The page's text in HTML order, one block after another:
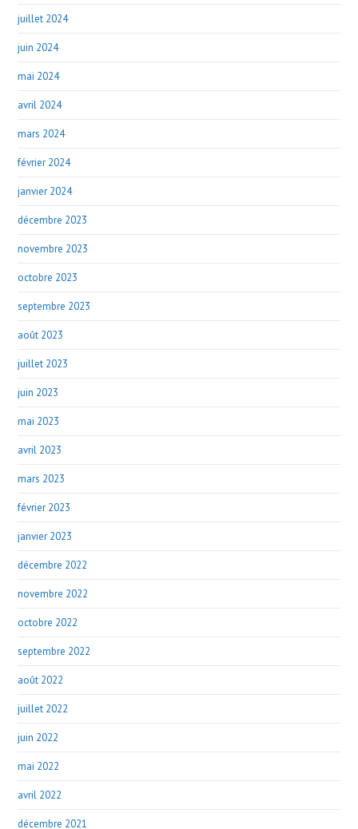
juillet 2024
juin 2024
mai 2024
avril 2024
mars 2024
février 2024
janvier 2024
décembre 2023
novembre 2023
octobre 2023
septembre 2023
août 2023
juillet 2023
juin 2023
mai 2023
avril 2023
mars 2023
février 2023
janvier 2023
décembre 2022
novembre 2022
octobre 2022
septembre 2022
août 2022
juillet 2022
juin 2022
mai 2022
avril 2022
décembre 2021